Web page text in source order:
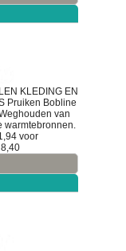
KLEDING EN
Pruiken Bobline
van
warmtebronnen.
voor
8,40